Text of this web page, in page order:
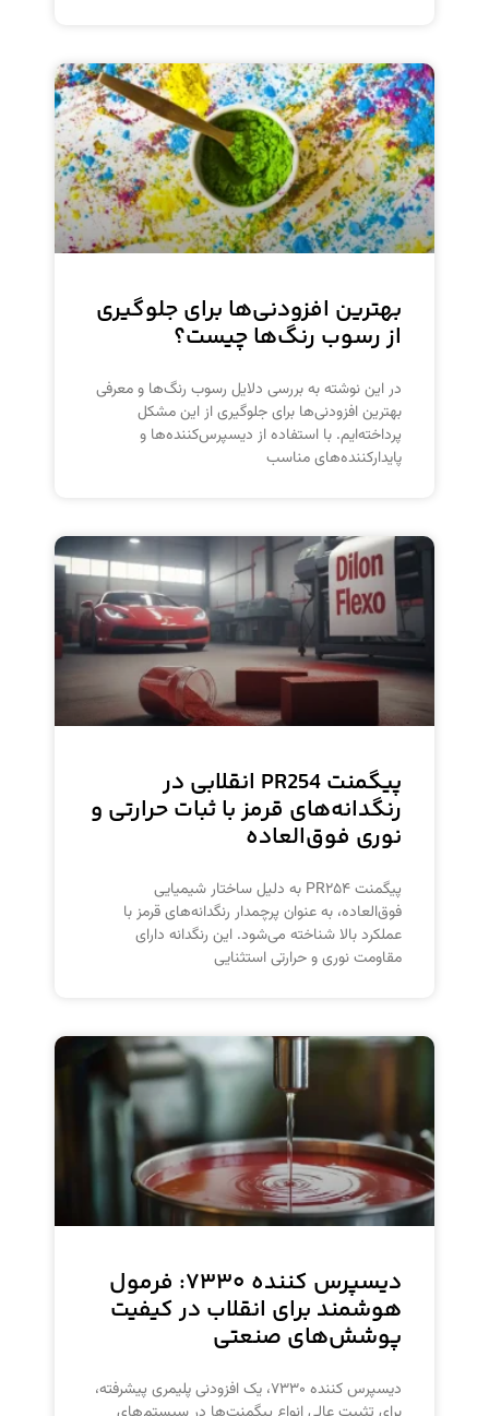
بهترین افزودنی‌ها برای جلوگیری
از رسوب رنگ‌ها چیست؟
در این نوشته به بررسی دلایل رسوب رنگ‌ها و معرفی
بهترین افزودنی‌ها برای جلوگیری از این مشکل
پرداخته‌ایم. با استفاده از دیسپرس‌کننده‌ها و
پایدارکننده‌های مناسب
پیگمنت PR254 انقلابی در
رنگدانه‌های قرمز با ثبات حرارتی و
نوری فوق‌العاده
پیگمنت PR۲۵۴ به دلیل ساختار شیمیایی
فوق‌العاده، به عنوان پرچمدار رنگدانه‌های قرمز با
عملکرد بالا شناخته می‌شود. این رنگدانه دارای
مقاومت نوری و حرارتی استثنایی
دیسپرس کننده ۷۳۳۰: فرمول
هوشمند برای انقلاب در کیفیت
پوشش‌های صنعتی
دیسپرس کننده ۷۳۳۰، یک افزودنی پلیمری پیشرفته،